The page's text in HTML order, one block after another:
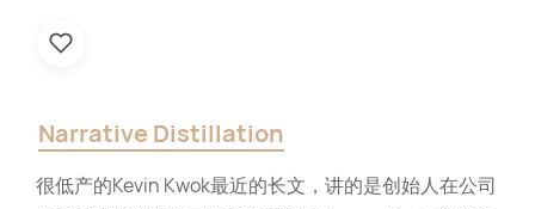
Narrative Distillation
很低产的Kevin Kwok最近的长文，讲的是创始人在公司